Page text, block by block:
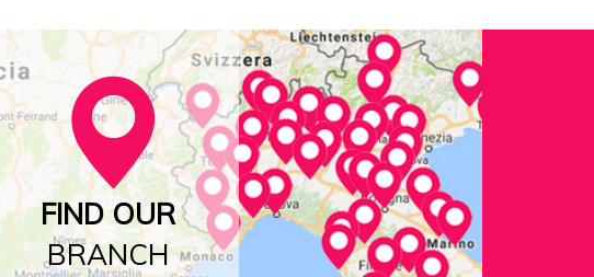
FIND OUR
BRANCH